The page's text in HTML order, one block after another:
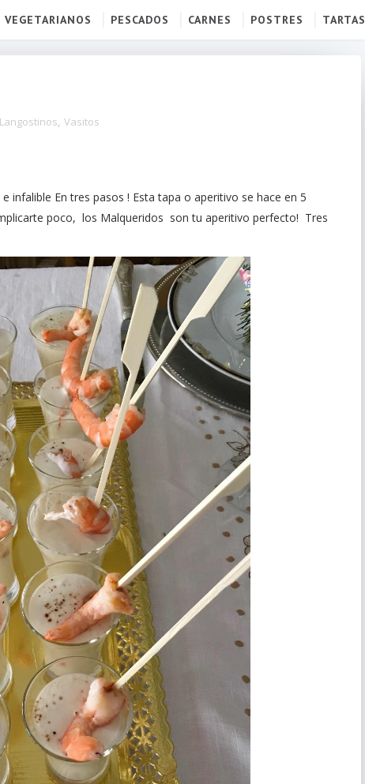
VEGETARIANOS PESCADOS CARNES POSTRES TARTAS
Langostinos, Vasitos
infalible En tres pasos ! Esta tapa o aperitivo se hace en 5
poco, los Malqueridos son tu aperitivo perfecto! Tres